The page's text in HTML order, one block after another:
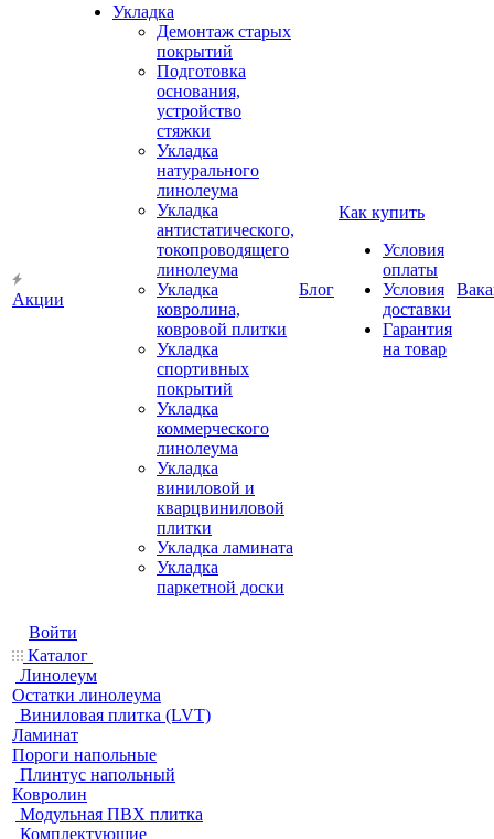
Акции
Укладка
Демонтаж старых
покрытий
Подготовка
основания,
устройство
стяжки
Укладка
натурального
линолеума
Укладка
антистатического,
токопроводящего
линолеума
Укладка
ковролина,
ковровой плитки
Укладка
спортивных
покрытий
Укладка
коммерческого
линолеума
Укладка
виниловой и
кварцвиниловой
плитки
Укладка ламината
Укладка
паркетной доски
Блог
Как купить
Условия
оплаты
Условия
доставки
Гарантия
на товар
Войти
Каталог
Линолеум
Остатки линолеума
Виниловая плитка (LVT)
Ламинат
Пороги напольные
Плинтус напольный
Ковролин
Модульная ПВХ плитка
Комплектующие